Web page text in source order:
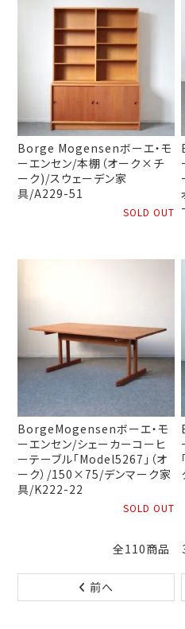
Borge Mogensenボーエ・モ
ーエンセン/本棚（オーク×チ
ーク)/スウェーデン家
具/A229-51
SOLD OUT
BorgeMogensenボーエ・モ
ーエンセン/シェーカーコーヒ
ーテーブル「Model5267」（オ
ーク）/150×75/デンマーク家
具/K222-22
SOLD OUT
全110商品
前へ